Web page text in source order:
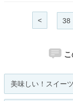
< 38
美味しい！スイー